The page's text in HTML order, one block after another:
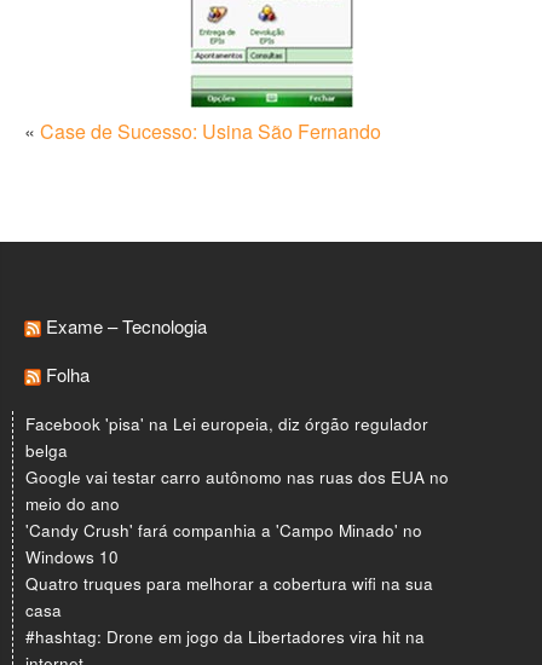
« Case de Sucesso: Usina São Fernando
Exame – Tecnologia
Folha
Facebook 'pisa' na Lei europeia, diz órgão regulador
belga
Google vai testar carro autônomo nas ruas dos EUA no
meio do ano
'Candy Crush' fará companhia a 'Campo Minado' no
Windows 10
Quatro truques para melhorar a cobertura wifi na sua
casa
#hashtag: Drone em jogo da Libertadores vira hit na